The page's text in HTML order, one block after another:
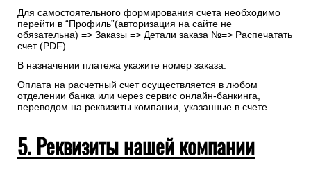
Для самостоятельного формирования счета необходимо
перейти в “Профиль”(авторизация на сайте не
обязательна) => Заказы => Детали заказа №=> Распечатать
счет (PDF)
В назначении платежа укажите номер заказа.
Оплата на расчетный счет осуществляется в любом
отделении банка или через сервис онлайн-банкинга,
переводом на реквизиты компании, указанные в счете.
5. Реквизиты нашей компании